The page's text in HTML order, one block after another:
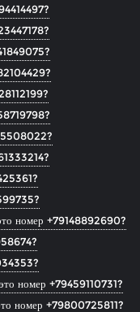
номер +79148892690?
номер +79459110731?
номер +79800725811?